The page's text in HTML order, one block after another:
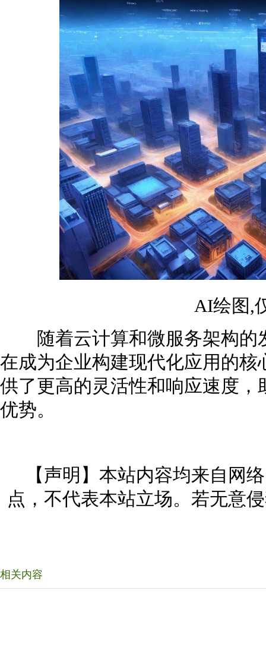
AI绘图,
随着云计算和微服务架构的
在成为企业构建现代化应用的
供了更高的灵活性和响应速度
优势。
【声明】本站内容均来自网
点，不代表本站立场。若无意
相关内容